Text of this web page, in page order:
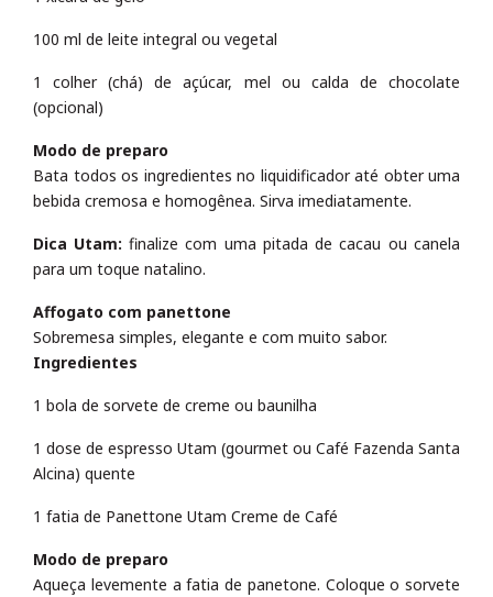
100 ml de leite integral ou vegetal
1 colher (chá) de açúcar, mel ou calda de chocolate
(opcional)
Modo de preparo
Bata todos os ingredientes no liquidificador até obter uma
bebida cremosa e homogênea. Sirva imediatamente.
Dica Utam: finalize com uma pitada de cacau ou canela
para um toque natalino.
Affogato com panettone
Sobremesa simples, elegante e com muito sabor.
Ingredientes
1 bola de sorvete de creme ou baunilha
1 dose de espresso Utam (gourmet ou Café Fazenda Santa
Alcina) quente
1 fatia de Panettone Utam Creme de Café
Modo de preparo
Aqueça levemente a fatia de panetone. Coloque o sorvete